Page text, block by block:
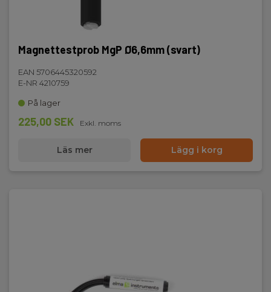
Batteri:
6 x AA NiMH (inkl.)
Kapslingsklass
IP-klass:
Magnettestprob MgP Ø6,6mm (svart)
EAN 5706445320592
E-NR 4210759
På lager
225,00 SEK Exkl. moms
Läs mer Lägg i korg